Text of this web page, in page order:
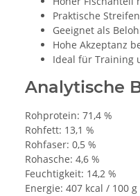
Praktische
Geeignet als
Hohe Akzeptanz
Ideal für Training
Analytische
Rohprotein: 71,4 %
Rohfett: 13,1 %
Rohfaser: 0,5 %
Rohasche: 4,6 %
Feuchtigkeit: 14,2 %
Energie: 407 kcal / 100 g